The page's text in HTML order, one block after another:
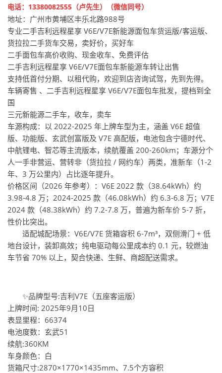
电话：13380082555（卢先生）（微信同号）
地址：广州市黄埔区丰乐北路988号
专业二手吉利远程星享 V6E/V7E新能源面包车货运版/客运版、
货拉拉二手货车交易，卖好价，买好车
二手面包车高价收购、现金收车、免费评估
二手吉利远程星享 V6E/V7E面包车新能源车转让出售
支持低首付分期、以租代购，欢迎到店咨询试驾，先到先得。
车辆寄售 、二手吉利远程星享 V6E/V7E面包车批发，提档到全
国
三元新能源二手车，收车，卖车
车源构成：以 2022-2025 年上牌车型为主，涵盖 V6E 超值
版、功能版、玄武创富版及 V7E 高配版，电池包含宁德时代、
中航锂电、智芯等主流版本，续航覆盖 200-260km；车源分个
人一手非营运、营转非（货拉拉 / 网约车）两类，准新车（1-2
年、3 万公里内）占比逐年提升。
价格区间（2026 年参考）：V6E 2022 款（38.64kWh）约
3.98-4.8 万；2024-2025 款（46.08kWh）约 6.3-6.8 万；V7E
2024 款（48.38kWh）约 7.2-7.8 万，普遍为新车价 5-7 折，
性价比突出。
适配城配场景：V6E/V7E 货箱容积 6-7m³，双侧滑门 + 低
地台设计，装卸高效；纯电驱动每公里成本约 0.1 元，较燃油
车节省 70% 以上，契合快递、生鲜、商超配送需求。
✨品牌型号:吉利V7E（五座客运版）
上牌时间: 2025年9月10日
表显里程：66374
电池度数：玄武51
续航:360KM
车身颜色：白
货箱尺寸:2870×1770×1435mm、7.5个方容积